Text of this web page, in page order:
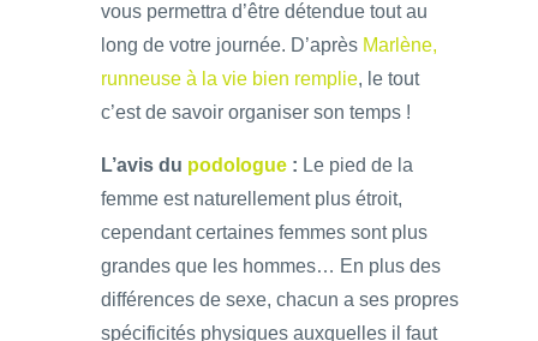
vous permettra d’être détendue tout au
long de votre journée. D’après Marlène,
runneuse à la vie bien remplie, le tout
c’est de savoir organiser son temps !
L’avis du podologue : Le pied de la
femme est naturellement plus étroit,
cependant certaines femmes sont plus
grandes que les hommes… En plus des
différences de sexe, chacun a ses propres
spécificités physiques auxquelles il faut